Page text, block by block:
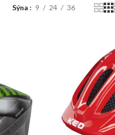
Sýna 9 24 36